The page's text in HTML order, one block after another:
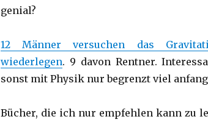
genial?
12 Männer versuchen das
wiederlegen. 9 davon Rentner.
sonst mit Physik nur begrenzt viel
Bücher, die ich nur empfehlen kann zu